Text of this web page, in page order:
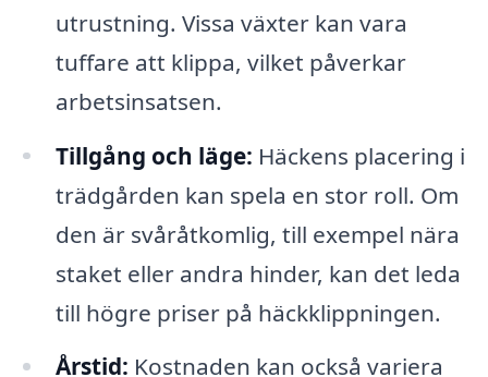
utrustning. Vissa växter kan vara
tuffare att klippa, vilket påverkar
arbetsinsatsen.
Tillgång och läge: Häckens placering i
trädgården kan spela en stor roll. Om
den är svåråtkomlig, till exempel nära
staket eller andra hinder, kan det leda
till högre priser på häckklippningen.
Årstid: Kostnaden kan också variera